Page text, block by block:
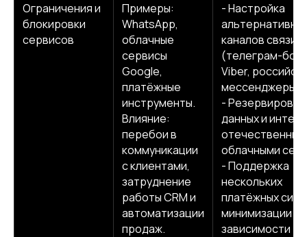
Ограничения и
блокировки
сервисов
Примеры:
WhatsApp,
облачные
сервисы
Google,
платёжные
инструменты.
Влияние:
перебои в
коммуникации
с клиентами,
затруднение
работы CRM и
автоматизации
продаж.
- Настройка
каналов связи
(телеграм-
Viber,
мессенджеры)
-
данных и
облачными
- Поддержка
нескольких
платёжных
минимизации
зависимости
Сведения об аккредитации
info@kompot.bz